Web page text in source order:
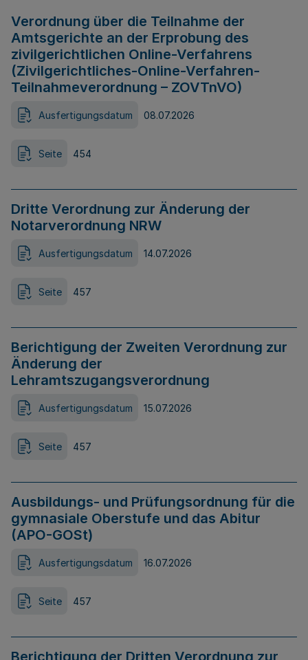
Verordnung über die Teilnahme der
Amtsgerichte an der Erprobung des
zivilgerichtlichen Online-Verfahrens
(Zivilgerichtliches-Online-Verfahren-
Teilnahmeverordnung – ZOVTnVO)
Ausfertigungsdatum 08.07.2026
Seite 454
Dritte Verordnung zur Änderung der
Notarverordnung NRW
Ausfertigungsdatum 14.07.2026
Seite 457
Berichtigung der Zweiten Verordnung zur
Änderung der
Lehramtszugangsverordnung
Ausfertigungsdatum 15.07.2026
Seite 457
Ausbildungs- und Prüfungsordnung für die
gymnasiale Oberstufe und das Abitur
(APO-GOSt)
Ausfertigungsdatum 16.07.2026
Seite 457
Berichtigung der Dritten Verordnung zur